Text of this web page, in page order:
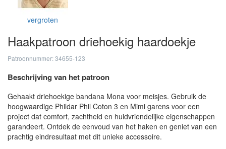
vergroten
Haakpatroon driehoekig haardoekje
Patroonnummer: 34655-123
Beschrijving van het patroon
Gehaakt driehoekige bandana Mona voor meisjes. Gebruik de
hoogwaardige Phildar Phil Coton 3 en Mimi garens voor een
project dat comfort, zachtheid en huidvriendelijke eigenschappen
garandeert. Ontdek de eenvoud van het haken en geniet van een
prachtig eindresultaat met dit unieke accessoire.